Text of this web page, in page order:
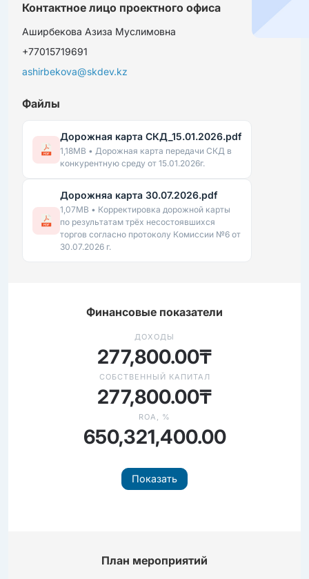
Контактное лицо проектного офиса
Аширбекова Азиза Муслимовна
+77015719691
ashirbekova@skdev.kz
Файлы
Дорожная карта СКД_15.01.2026.pdf
1,18MB • Дорожная карта передачи СКД в
конкурентную среду от 15.01.2026г.
Дорожняа карта 30.07.2026.pdf
1,07MB • Корректировка дорожной карты
по результатам трёх несостоявшихся
торгов согласно протоколу Комиссии №6 от
30.07.2026 г.
Финансовые показатели
ДОХОДЫ
277,800.00₸
СОБСТВЕННЫЙ КАПИТАЛ
277,800.00₸
ROA, %
650,321,400.00
Показать
План мероприятий